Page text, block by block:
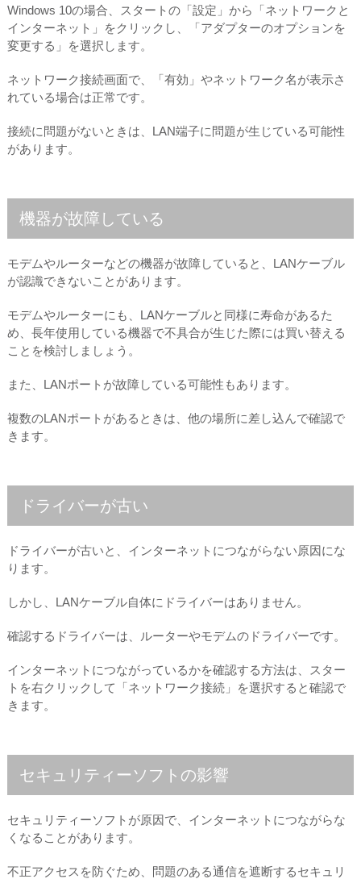
Windows 10の場合、スタートの「設定」から「ネットワークと
インターネット」をクリックし、「アダプターのオプションを
変更する」を選択します。
ネットワーク接続画面で、「有効」やネットワーク名が表示さ
れている場合は正常です。
接続に問題がないときは、LAN端子に問題が生じている可能性
があります。
機器が故障している
モデムやルーターなどの機器が故障していると、LANケーブル
が認識できないことがあります。
モデムやルーターにも、LANケーブルと同様に寿命があるた
め、長年使用している機器で不具合が生じた際には買い替える
ことを検討しましょう。
また、LANポートが故障している可能性もあります。
複数のLANポートがあるときは、他の場所に差し込んで確認で
きます。
ドライバーが古い
ドライバーが古いと、インターネットにつながらない原因にな
ります。
しかし、LANケーブル自体にドライバーはありません。
確認するドライバーは、ルーターやモデムのドライバーです。
インターネットにつながっているかを確認する方法は、スター
トを右クリックして「ネットワーク接続」を選択すると確認で
きます。
セキュリティーソフトの影響
セキュリティーソフトが原因で、インターネットにつながらな
くなることがあります。
不正アクセスを防ぐため、問題のある通信を遮断するセキュリ